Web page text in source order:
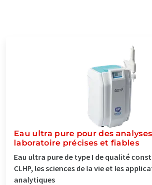
Eau ultra pure pour des
laboratoire précises et fiables
Eau ultra pure de type I de qualité
CLHP, les sciences de la vie et les
analytiques